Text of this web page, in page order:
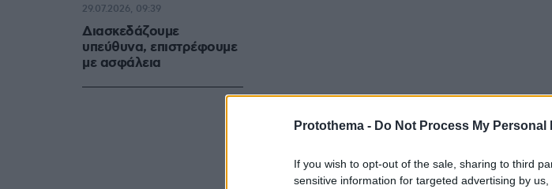
Protothema - Do Not Process My Personal
If you wish to opt-out of the sale, sharing to third
sensitive information for targeted advertising by
Διασκεδάζουμε
υπεύθυνα, επιστρέφουμε
με ασφάλεια
29.07.2026, 09:39